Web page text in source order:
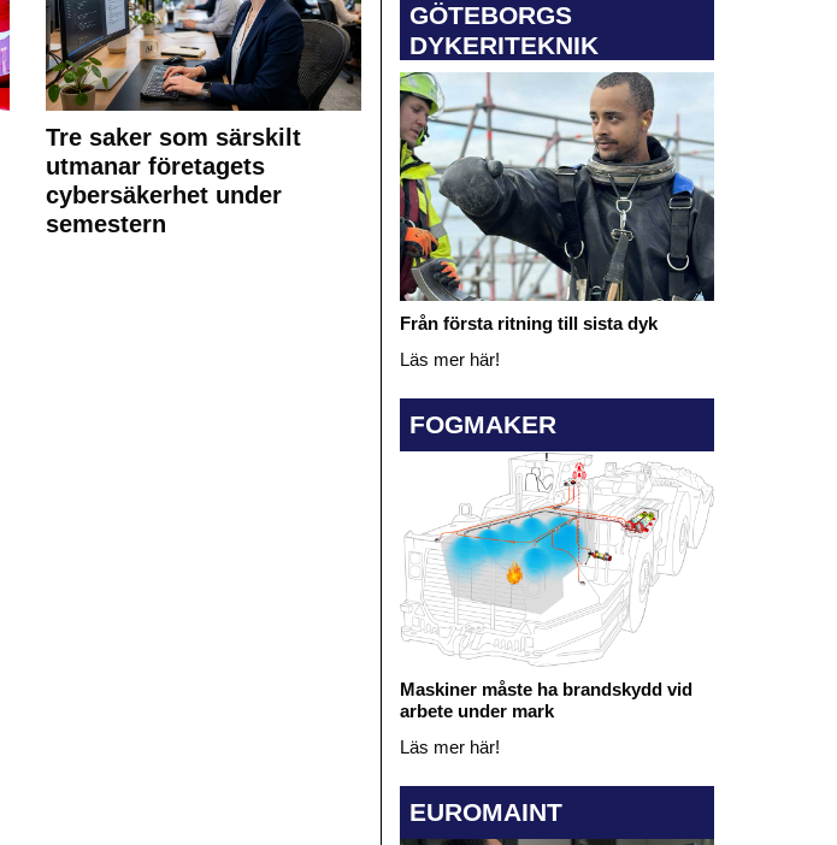
Tre saker som särskilt
utmanar företagets
cybersäkerhet under
semestern
GÖTEBORGS
DYKERITEKNIK
Från första ritning till sista dyk
Läs mer här!
FOGMAKER
Maskiner måste ha brandskydd vid
arbete under mark
Läs mer här!
EUROMAINT